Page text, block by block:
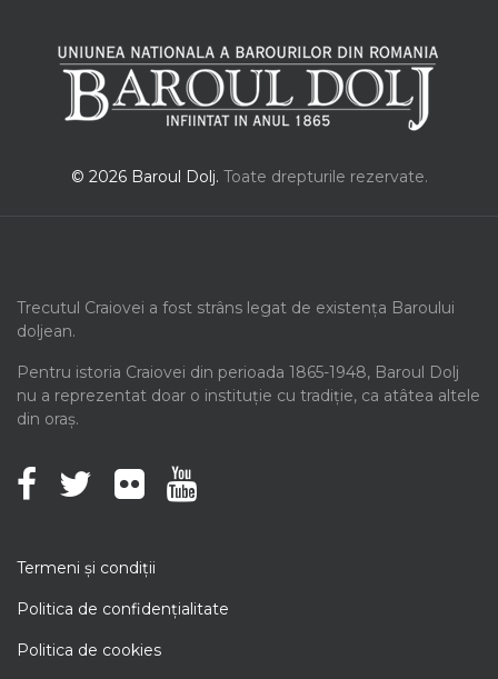
© 2026 Baroul Dolj. Toate drepturile rezervate.
Trecutul Craiovei a fost strâns legat de existența Baroului
doljean.
Pentru istoria Craiovei din perioada 1865-1948, Baroul Dolj
nu a reprezentat doar o instituție cu tradiție, ca atâtea altele
din oraș.
Termeni şi condiţii
Politica de confidenţialitate
Politica de cookies